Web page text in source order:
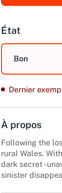
État
Bon
Dernier
À propos
Following the
rural Wales.
dark secret -
sinister